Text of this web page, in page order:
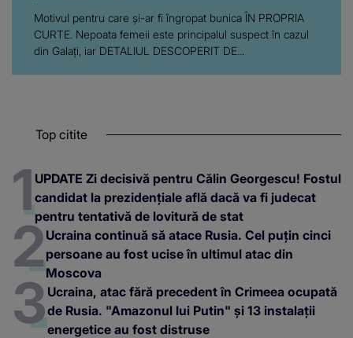
Motivul pentru care și-ar fi îngropat bunica ÎN PROPRIA
CURTE. Nepoata femeii este principalul suspect în cazul
din Galați, iar DETALIUL DESCOPERIT DE...
Top citite
UPDATE Zi decisivă pentru Călin Georgescu! Fostul
candidat la prezidențiale află dacă va fi judecat
pentru tentativă de lovitură de stat
Ucraina continuă să atace Rusia. Cel puțin cinci
persoane au fost ucise în ultimul atac din
Moscova
Ucraina, atac fără precedent în Crimeea ocupată
de Rusia. "Amazonul lui Putin" și 13 instalații
energetice au fost distruse